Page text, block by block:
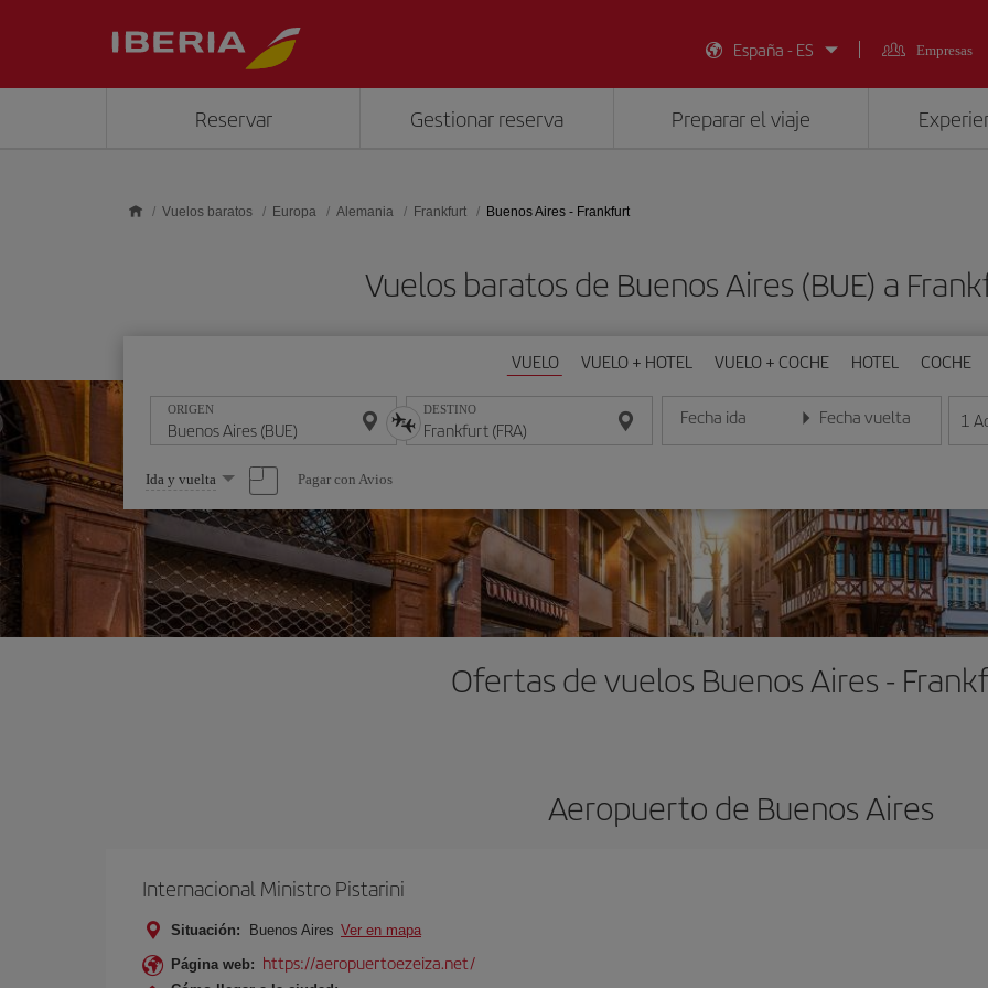
España - ES
Empresas
Reservar Gestionar reserva Preparar el viaje
Vuelos baratos Europa Alemania Frankfurt Buenos Aires - Frankfurt
Vuelos baratos de Buenos Aires (BUE) a
VUELO VUELO + HOTEL VUELO + COCHE HOTEL COCHE
ORIGEN DESTINO Fecha ida
Introduce la fecha en formato día/mes/año
Fecha vuelta
Introduce la fecha en 1
Seleccione
una
opción
Ida y vuelta Pagar con Avios
Ofertas de vuelos Buenos Aires -
Aeropuerto de Buenos Aires
Internacional Ministro Pistarini
Situación: Buenos Aires Ver en mapa
Página web: https://aeropuertoezeiza.net/